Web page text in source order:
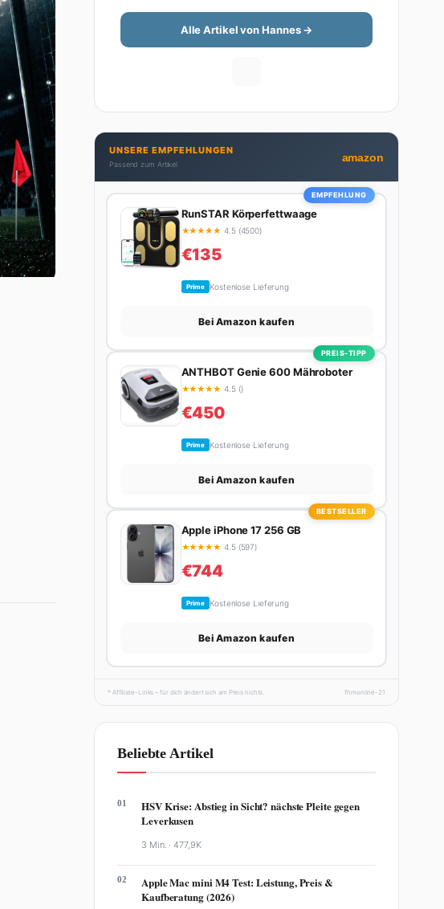
Hannes liefert fundierte Einschätzungen mit der
Leidenschaft eines echten Fans. Aber Sport ist
nur die halbe Miete: Hannes ist auch unser Auto-
Seite. Wenn Hannes mal nicht über Sport oder
Autos schreibt, plant er den nächsten Abenteuer-
Trip – sei es ein Wochenende in den Bergen, eine
Motorradtour durch die Alpen oder der jährliche
Campingtrip mit den Jungs. Sein Credo: Das Leben
ist zu kurz für langweilige Wochenenden.
Alle Artikel von Hannes →
UNSERE EMPFEHLUNGEN
Passend zum Artikel
amazon
EMPFEHLUNG
RunSTAR Körperfettwaage
★★★★★ 4.5 (4500)
€135
Prime Kostenlose Lieferung
Bei Amazon kaufen
PREIS-TIPP
ANTHBOT Genie 600 Mähroboter
★★★★★ 4.5 ()
€450
Prime Kostenlose Lieferung
Bei Amazon kaufen
BESTSELLER
Apple iPhone 17 256 GB
★★★★★ 4.5 (597)
€744
Prime Kostenlose Lieferung
Bei Amazon kaufen
* Affiliate-Links – für dich ändert sich am Preis nichts. fhmonline-21
Beliebte Artikel
01
HSV Krise: Abstieg in Sicht? nächste Pleite gegen
Leverkusen
3 Min. ·477,9K
02
Apple Mac mini M4 Test: Leistung, Preis &
Kaufberatung (2026)